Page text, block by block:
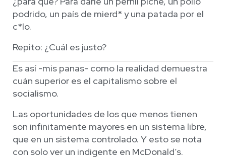
podrido, un país de mierd* y una patada por el
c*lo.
Repito: ¿Cuál es justo?
Es así -mis panas- como la realidad demuestra
cuán superior es el capitalismo sobre el
socialismo.
Las oportunidades de los que menos tienen
son infinitamente mayores en un sistema libre,
que en un sistema controlado. Y esto se nota
con solo ver un indigente en McDonald’s.